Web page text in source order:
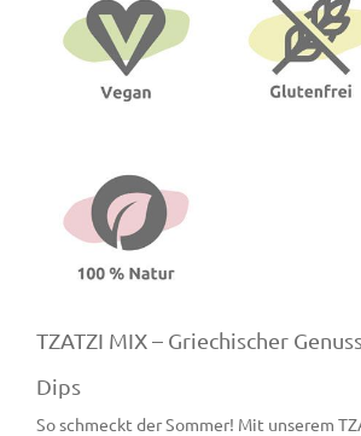
TZATZI MIX – Griechischer
Dips
So schmeckt der Sommer! Mit unserem